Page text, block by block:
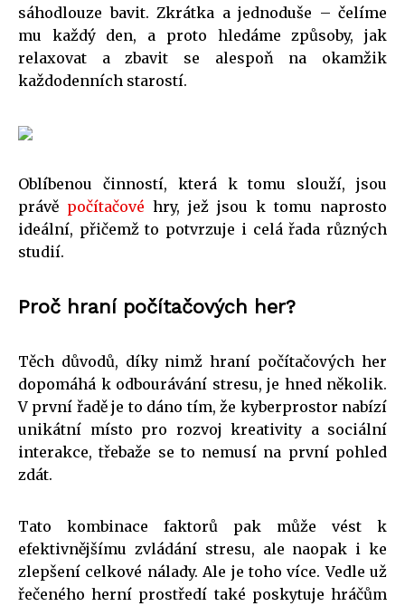
sáhodlouze bavit. Zkrátka a jednoduše – čelíme
mu každý den, a proto hledáme způsoby, jak
relaxovat a zbavit se alespoň na okamžik
každodenních starostí.
Oblíbenou činností, která k tomu slouží, jsou
právě počítačové hry, jež jsou k tomu naprosto
ideální, přičemž to potvrzuje i celá řada různých
studií.
Proč hraní počítačových her?
Těch důvodů, díky nimž hraní počítačových her
dopomáhá k odbourávání stresu, je hned několik.
V první řadě je to dáno tím, že kyberprostor nabízí
unikátní místo pro rozvoj kreativity a sociální
interakce, třebaže se to nemusí na první pohled
zdát.
Tato kombinace faktorů pak může vést k
efektivnějšímu zvládání stresu, ale naopak i ke
zlepšení celkové nálady. Ale je toho více. Vedle už
řečeného herní prostředí také poskytuje hráčům